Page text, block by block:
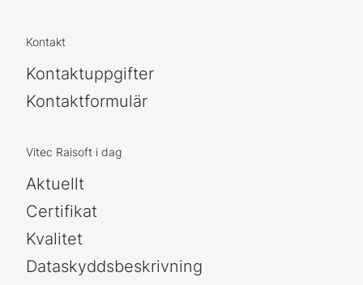
Kontakt
Kontaktuppgifter
Kontaktformulär
Vitec Raisoft i dag
Aktuellt
Certifikat
Kvalitet
Dataskyddsbeskrivning